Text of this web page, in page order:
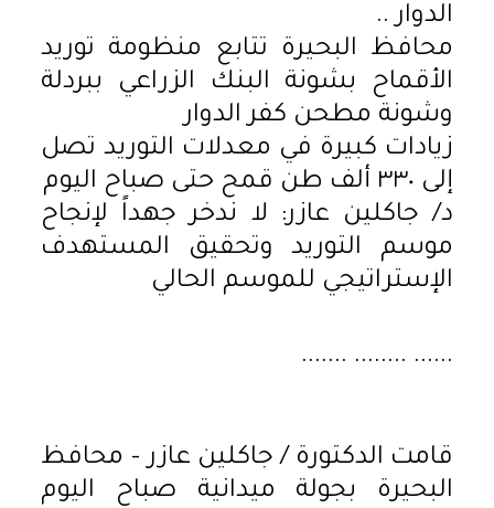
الدوار ..
محافظ البحيرة تتابع منظومة توريد
الأقماح بشونة البنك الزراعي ببردلة
وشونة مطحن كفر الدوار
زيادات كبيرة في معدلات التوريد تصل
إلى ٣٣٠ ألف طن قمح حتى صباح اليوم
د/ جاكلين عازر: لا ندخر جهداً لإنجاح
موسم التوريد وتحقيق المستهدف
الإستراتيجي للموسم الحالي
...... ........ .......
قامت الدكتورة / جاكلين عازر – محافظ
البحيرة بجولة ميدانية صباح اليوم